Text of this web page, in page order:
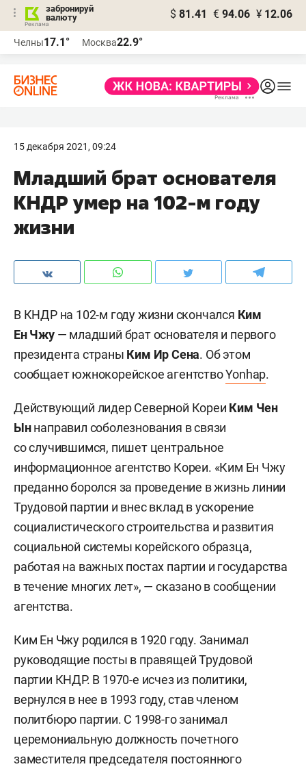
забронируй
валюту
$ 81.41 € 94.06 ¥ 12.06
Челны17.1° Москва22.9°
15 декабря 2021, 09:24
Младший брат основателя
КНДР умер на 102-м году
жизни
В КНДР на 102-м году жизни скончался Ким
Ен Чжу— младший брат основателя и первого
президента страны Ким Ир Сена. Об этом
сообщает южнокорейское агентствоYonhap.
Действующий лидер Северной Кореи Ким Чен
Ыннаправил соболезнования в связи
со случившимся, пишет центральное
информационное агентство Кореи. «Ким Ен Чжу
преданно боролся за проведение в жизнь линии
Трудовой партии и внес вклад в ускорение
социалистического строительства и развития
социальной системы корейского образца,
работая на важных постах партии и государства
в течение многих лет», — сказано в сообщении
агентства.
Ким Ен Чжу родился в 1920 году. Занимал
руководящие посты в правящей Трудовой
партии КНДР. В 1970-е исчез из политики,
вернулся в нее в 1993 году, став членом
политбюро партии. С 1998-го занимал
церемониальную должность почетного
заместителя председателя постоянного